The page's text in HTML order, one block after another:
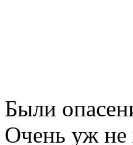
Были
Очень уж не